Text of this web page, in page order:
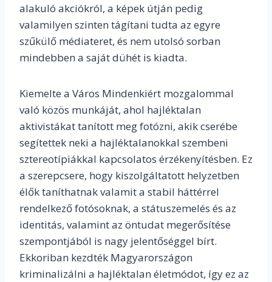
alakuló akciókról, a képek útján pedig
valamilyen szinten tágítani tudta az egyre
szűkülő médiateret, és nem utolsó sorban
mindebben a saját dühét is kiadta.
Kiemelte a Város Mindenkiért mozgalommal
való közös munkáját, ahol hajléktalan
aktivistákat tanított meg fotózni, akik cserébe
segítettek neki a hajléktalanokkal szembeni
sztereotípiákkal kapcsolatos érzékenyítésben. Ez
a szerepcsere, hogy kiszolgáltatott helyzetben
élők taníthatnak valamit a stabil háttérrel
rendelkező fotósoknak, a státuszemelés és az
identitás, valamint az öntudat megerősítése
szempontjából is nagy jelentőséggel bírt.
Ekkoriban kezdték Magyarországon
kriminalizálni a hajléktalan életmódot, így ez az